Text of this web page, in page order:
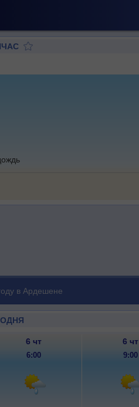
в Ардешене
6 чт 6 чт
6:00 9:00